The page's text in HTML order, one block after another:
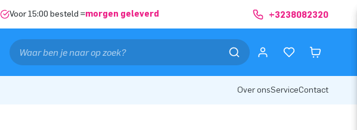
Voor 15:00 besteld =morgen geleverd +3238082320
Over onsServiceContact